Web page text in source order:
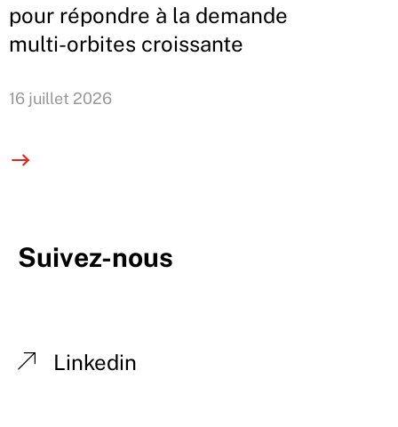
pour répondre à la demande
multi-orbites croissante
16 juillet 2026
Suivez-nous
Linkedin